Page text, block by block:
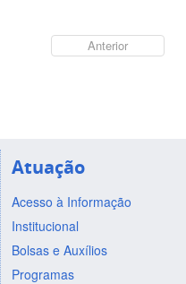
Anterior
Atuação
Acesso à Informação
Institucional
Bolsas e Auxílios
Programas